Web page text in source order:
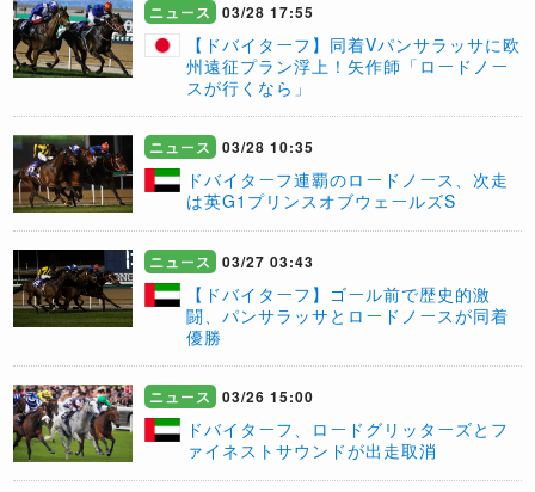
ニュース 03/28 17:55
【ドバイターフ】同着Vパンサラッサに欧
州遠征プラン浮上！矢作師「ロードノー
スが行くなら」
ニュース 03/28 10:35
​ドバイターフ連覇のロードノース、次走
は英G1プリンスオブウェールズS
ニュース 03/27 03:43
【ドバイターフ】ゴール前で歴史的激
闘、パンサラッサとロードノースが同着
優勝
ニュース 03/26 15:00
​ドバイターフ、ロードグリッターズとフ
ァイネストサウンドが出走取消